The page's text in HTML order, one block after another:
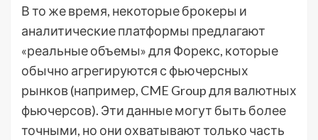
В то же время, некоторые брокеры и
аналитические платформы предлагают
«реальные объемы» для Форекс, которые
обычно агрегируются с фьючерсных
рынков (например, CME Group для валютных
фьючерсов). Эти данные могут быть более
точными, но они охватывают только часть